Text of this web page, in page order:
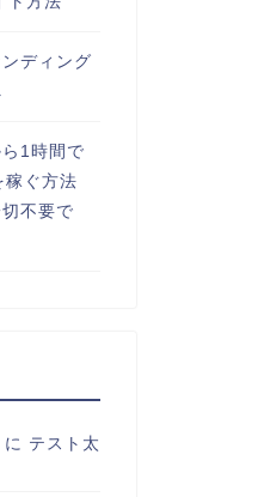
ディング
1時間で
稼ぐ方法
不要で
に テスト太